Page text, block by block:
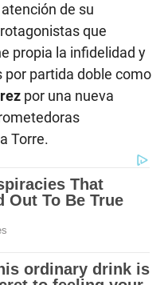
de su
que
propia la infidelidad y
por partida doble como
por una nueva
Torre.